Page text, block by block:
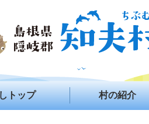
トップ 村の紹介